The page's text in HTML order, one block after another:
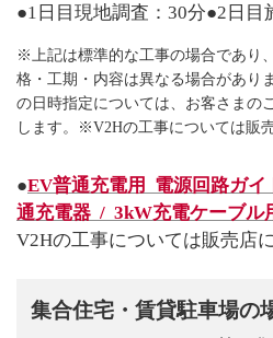
●1日目現地調査：30分●2日目
※上記は標準的な工事の場合であり
格・工期・内容は異なる場合があり
の日時指定については、お客さまの
します。※V2Hの工事については販
●EV普通充電用 電源回路ガイ
通充電器 / 3kW充電ケーブル
V2Hの工事については販売店
集合住宅・賃貸駐車場の